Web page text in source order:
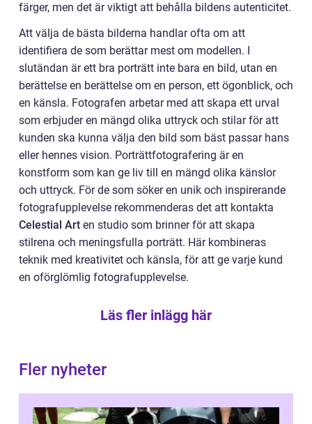
färger, men det är viktigt att behålla bildens autenticitet.
Att välja de bästa bilderna handlar ofta om att
identifiera de som berättar mest om modellen. I
slutändan är ett bra porträtt inte bara en bild, utan en
berättelse en berättelse om en person, ett ögonblick, och
en känsla. Fotografen arbetar med att skapa ett urval
som erbjuder en mängd olika uttryck och stilar för att
kunden ska kunna välja den bild som bäst passar hans
eller hennes vision. Porträttfotografering är en
konstform som kan ge liv till en mängd olika känslor
och uttryck. För de som söker en unik och inspirerande
fotografupplevelse rekommenderas det att kontakta
Celestial Art en studio som brinner för att skapa
stilrena och meningsfulla porträtt. Här kombineras
teknik med kreativitet och känsla, för att ge varje kund
en oförglömlig fotografupplevelse.
Läs fler inlägg här
Fler nyheter